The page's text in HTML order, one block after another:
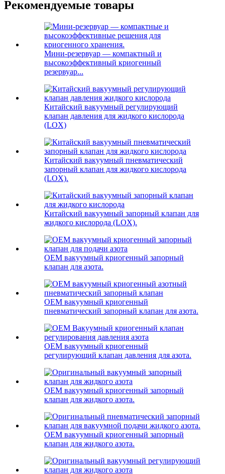
Рекомендуемые товары
Мини-резервуар — компактный и
высокоэффективный криогенный
резервуар...
Китайский вакуумный регулирующий
клапан давления для жидкого кислорода
(LOX)
Китайский вакуумный пневматический
запорный клапан для жидкого кислорода
(LOX).
Китайский вакуумный запорный клапан для
жидкого кислорода (LOX).
OEM вакуумный криогенный запорный
клапан для азота.
OEM вакуумный криогенный
пневматический запорный клапан для азота.
OEM вакуумный криогенный
регулирующий клапан давления для азота.
OEM вакуумный криогенный запорный
клапан для жидкого азота.
OEM вакуумный криогенный запорный
клапан для жидкого азота.